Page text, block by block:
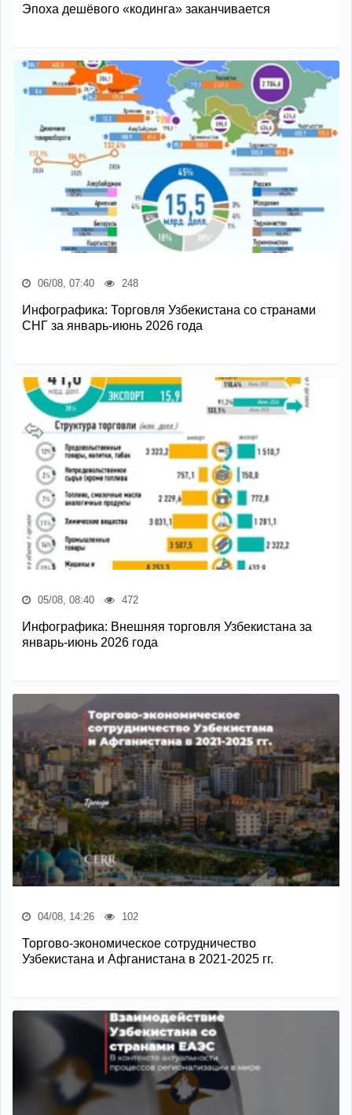
Эпоха дешёвого «кодинга» заканчивается
06/08, 07:40 248
Инфографика: Торговля Узбекистана со странами
СНГ за январь-июнь 2026 года
05/08, 08:40 472
Инфографика: Внешняя торговля Узбекистана за
январь-июнь 2026 года
04/08, 14:26 102
Торгово-экономическое сотрудничество
Узбекистана и Афганистана в 2021-2025 гг.